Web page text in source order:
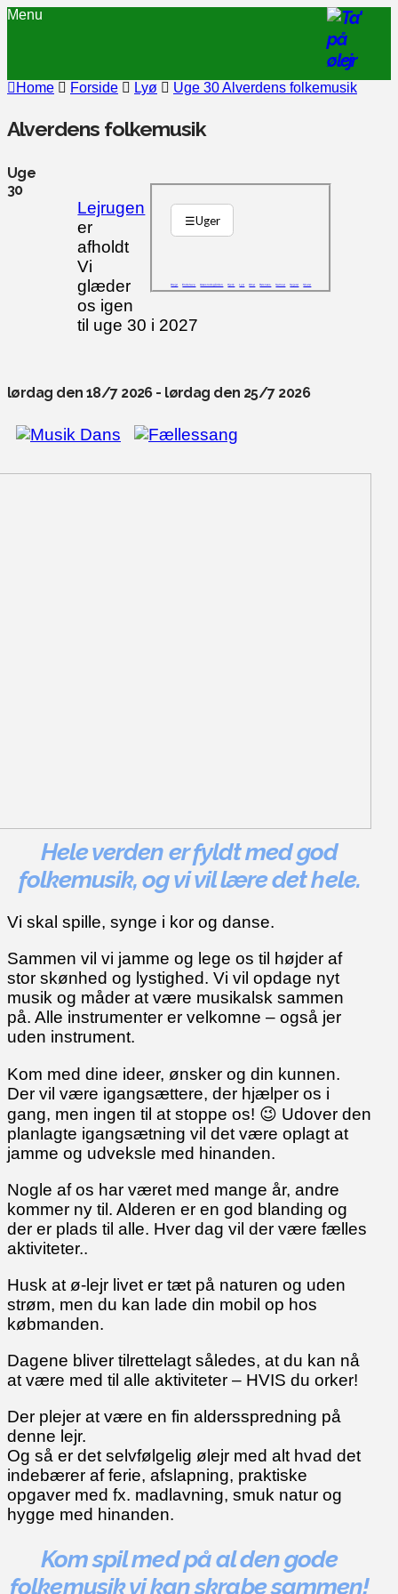
Menu
Home Forside Lyø Uge 30 Alverdens folkemusik
Alverdens folkemusik
☰Uger
Drejø Endelave Græsrodsgården Hjerk Lyø Omø Røsnæs Samsø Sejerø Skarø
Lejrugen
er
afholdt
Vi
glæder
os igen
til uge 30 i 2027
Uge
30
lørdag den 18/7 2026 - lørdag den 25/7 2026
Hele verden er fyldt med god
folkemusik, og vi vil lære det hele.
Vi skal spille, synge i kor og danse.
Sammen vil vi jamme og lege os til højder af
stor skønhed og lystighed. Vi vil opdage nyt
musik og måder at være musikalsk sammen
på. Alle instrumenter er velkomne – også jer
uden instrument.
Kom med dine ideer, ønsker og din kunnen.
Der vil være igangsættere, der hjælper os i
gang, men ingen til at stoppe os! 😉 Udover den
planlagte igangsætning vil det være oplagt at
jamme og udveksle med hinanden.
Nogle af os har været med mange år, andre
kommer ny til. Alderen er en god blanding og
der er plads til alle. Hver dag vil der være fælles
aktiviteter..
Husk at ø-lejr livet er tæt på naturen og uden
strøm, men du kan lade din mobil op hos
købmanden.
Dagene bliver tilrettelagt således, at du kan nå
at være med til alle aktiviteter – HVIS du orker!
Der plejer at være en fin aldersspredning på
denne lejr.
Og så er det selvfølgelig ølejr med alt hvad det
indebærer af ferie, afslapning, praktiske
opgaver med fx. madlavning, smuk natur og
hygge med hinanden.
Kom spil med på al den gode
folkemusik vi kan skrabe sammen!